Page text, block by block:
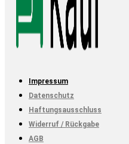
Impressum
Datenschutz
Haftungsausschluss
Widerruf / Rückgabe
AGB